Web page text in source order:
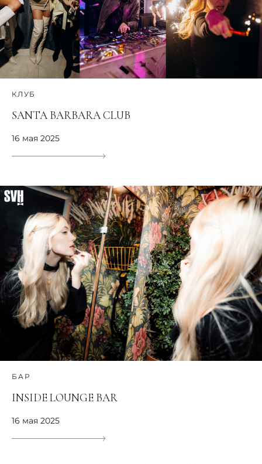
КЛУБ
SANTA BARBARA CLUB
16 мая 2025
БАР
INSIDE LOUNGE BAR
16 мая 2025